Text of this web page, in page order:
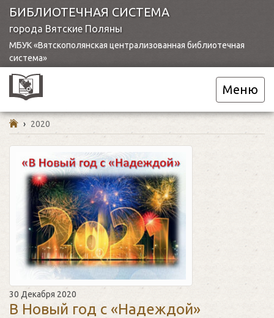
БИБЛИОТЕЧНАЯ СИСТЕМА
города Вятские Поляны
МБУК «Вятскополянская централизованная библиотечная
система»
Меню
› 2020
30 Декабря 2020
В Новый год с «Надеждой»